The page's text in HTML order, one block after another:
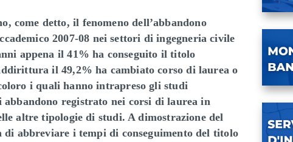
come detto, il fenomeno dell’abbandono
2007-08 nei settori di ingegneria civile
appena il 41% ha conseguito il titolo
il 49,2% ha cambiato corso di laurea o
i quali hanno intrapreso gli studi
registrato nei corsi di laurea in
altre tipologie di studi. A dimostrazione del
abbreviare i tempi di conseguimento del titolo